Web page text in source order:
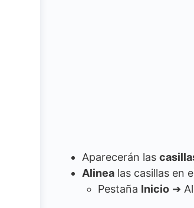
Aparecerán las
Alinea las casillas en
Pestaña Inicio ➔